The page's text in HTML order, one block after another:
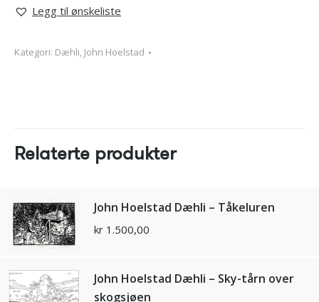
Legg til ønskeliste
Kategori: Dæhli, John Hoelstad
Relaterte produkter
John Hoelstad Dæhli – Tåkeluren
kr 1.500,00
John Hoelstad Dæhli – Sky-tårn over
skogsjøen